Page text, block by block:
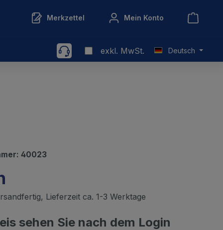
Merkzettel Mein Konto
exkl. MwSt. Deutsch
40023
Lieferzeit ca. 1-3 Werktage
sehen Sie nach dem Login